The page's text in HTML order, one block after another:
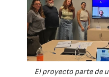
El proyecto parte de